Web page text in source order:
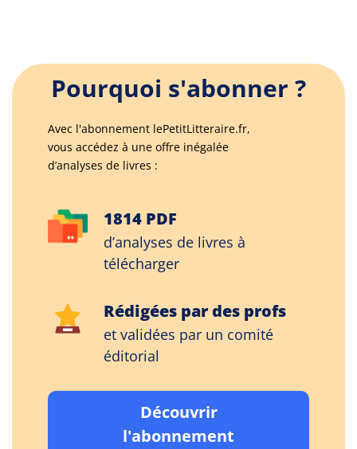
Pourquoi s'abonner ?
Avec l'abonnement lePetitLitteraire.fr,
vous accédez à une offre inégalée
d’analyses de livres :
1814 PDF
d’analyses de livres à
télécharger
Rédigées par des profs
et validées par un comité
éditorial
Découvrir
l'abonnement